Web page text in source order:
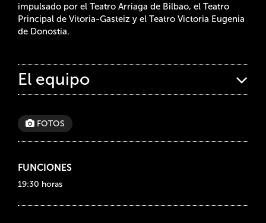
impulsado por el Teatro Arriaga de Bilbao, el Teatro
Principal de Vitoria-Gasteiz y el Teatro Victoria Eugenia
de Donostia.
El equipo
FOTOS
FUNCIONES
19:30 horas